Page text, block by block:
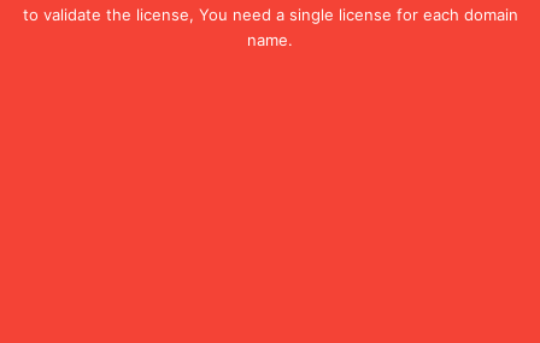
to validate the license, You need a single license for each domain
name.
Ответить